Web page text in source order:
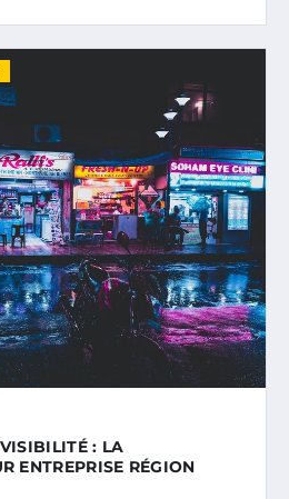
: LA
ENTREPRISE RÉGION